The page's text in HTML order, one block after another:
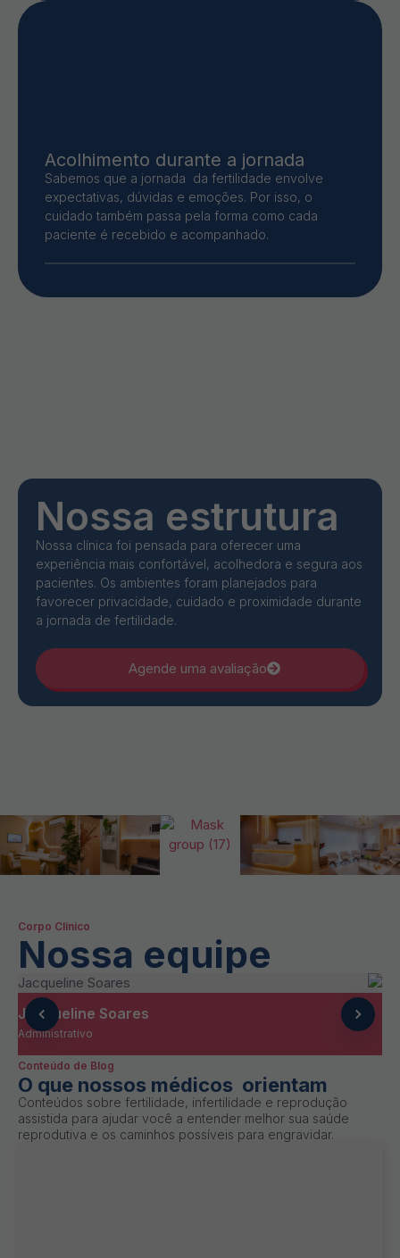
Acolhimento durante a jornada
Sabemos que a jornada da fertilidade envolve
expectativas, dúvidas e emoções. Por isso, o
cuidado também passa pela forma como cada
paciente é recebido e acompanhado.
Nossa estrutura
Nossa clínica foi pensada para oferecer uma
experiência mais confortável, acolhedora e segura aos
pacientes. Os ambientes foram planejados para
favorecer privacidade, cuidado e proximidade durante
a jornada de fertilidade.
Agende uma avaliação
Corpo Clínico
Nossa equipe
Jacqueline Soares
Administrativo
Conteúdo de Blog
O que nossos médicos orientam
Conteúdos sobre fertilidade, infertilidade e reprodução
assistida para ajudar você a entender melhor sua saúde
reprodutiva e os caminhos possíveis para engravidar.